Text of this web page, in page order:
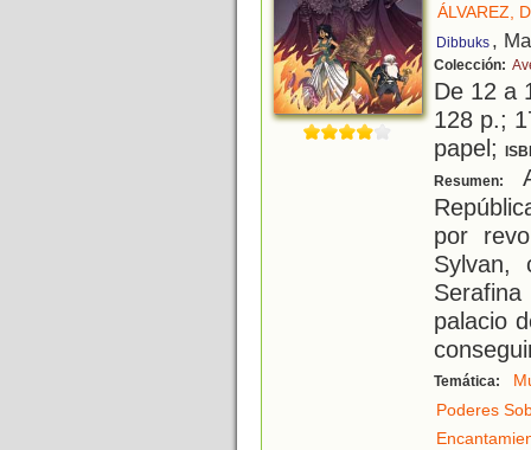
ÁLVAREZ,
Dibbuks ,
Colección:
De 12 a
128 p.;
papel;
Resumen:
por
Sylvan,
palacio
Temática:
Poderes